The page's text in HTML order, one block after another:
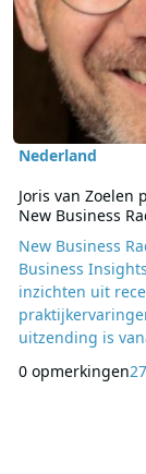
Nederland
Joris van Zoelen
New Business
New Business
Business
inzichten uit
uitzending is
en richt zich op
toepasbare ideeën
0 opmerkingen